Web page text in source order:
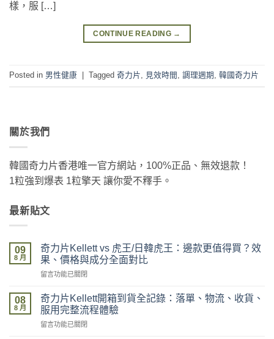
樣，服 […]
CONTINUE READING →
Posted in 男性健康 Tagged 奇力片, 見效時間 , 調理週期 , 韓國奇力片
關於我們
韓國奇力片香港唯一官方網站，100%正品、無效退款！
1粒強到爆表 1粒擎天 讓你愛不釋手。
最新貼文
09
8 月
奇力片Kellett vs 虎王/日韓虎王：邊款更值得買？效
果、價格與成分全面對比
在
力
片
Kellett
vs
留言功能已關閉
08
8 月
奇力片Kellett開箱到貨全記錄：落單、物流、收貨、
服用完整流程體驗
在
留言功能已關閉